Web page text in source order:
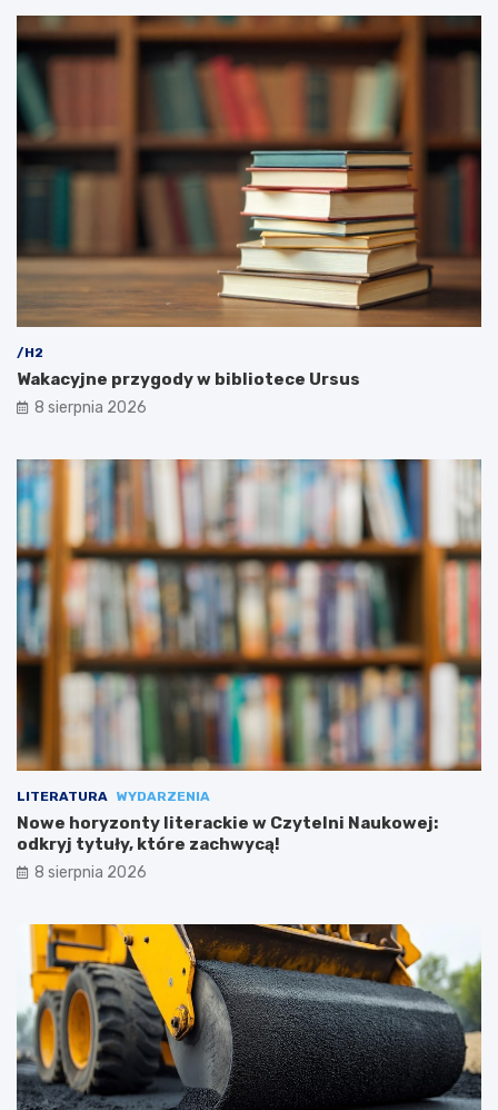
/H2
Wakacyjne przygody w bibliotece Ursus
8 sierpnia 2026
LITERATURA WYDARZENIA
Nowe horyzonty literackie w Czytelni Naukowej:
odkryj tytuły, które zachwycą!
8 sierpnia 2026